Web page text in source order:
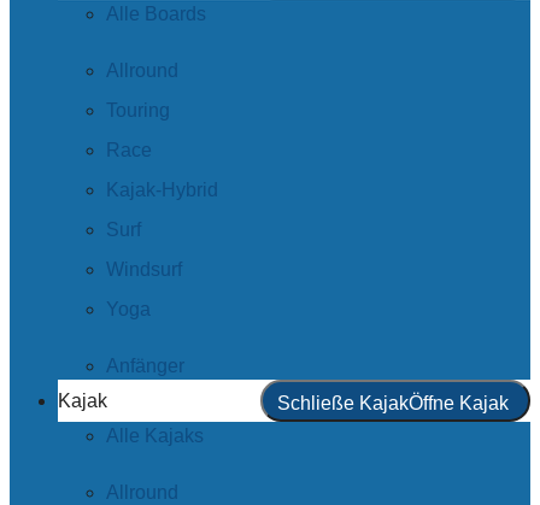
Alle Boards
Allround
Touring
Race
Kajak-Hybrid
Surf
Windsurf
Yoga
Anfänger
Kajak
Schließe KajakÖffne Kajak
Alle Kajaks
Allround